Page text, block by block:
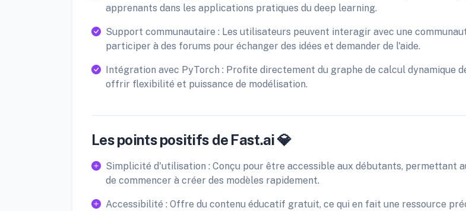
apprenants dans les applications pratiques du deep learning.
Support communautaire : Les utilisateurs peuvent interagir avec une
participer à des forums pour échanger des idées et demander de l'aide.
Intégration avec PyTorch : Profite directement du graphe de calcul dynamique
offrir flexibilité et puissance de modélisation.
Les points positifs de Fast.ai 💎
Simplicité d'utilisation : Conçu pour être accessible aux débutants, permettant
de commencer à créer des modèles rapidement.
Accessibilité : Offre du contenu éducatif gratuit, ce qui en fait une ressource